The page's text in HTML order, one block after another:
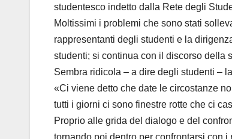
studentesco indetto dalla Rete degli
Moltissimi i problemi che sono stati
rappresentanti degli studenti e la
studenti; si continua con il discorso della
Sembra ridicola – a dire degli studenti –
«Ci viene detto che date le circostanze
tutti i giorni ci sono finestre rotte che ci
Proprio alle grida del dialogo e del